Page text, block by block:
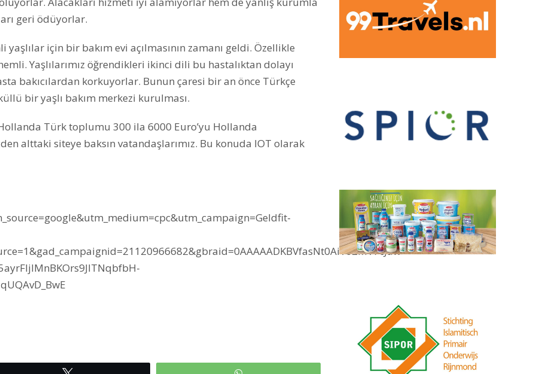
geri ödüyorlar.
için bir bakım evi açılmasının zamanı geldi. Özellikle
Yaşlılarımız öğrendikleri ikinci dili bu hastalıktan dolayı
bakıcılardan korkuyorlar. Bunun çaresi bir an önce Türkçe
bir yaşlı bakım merkezi kurulması.
Türk toplumu 300 ila 6000 Euro’yu Hollanda
alttaki siteye baksın vatandaşlarımız. Bu konuda IOT olarak